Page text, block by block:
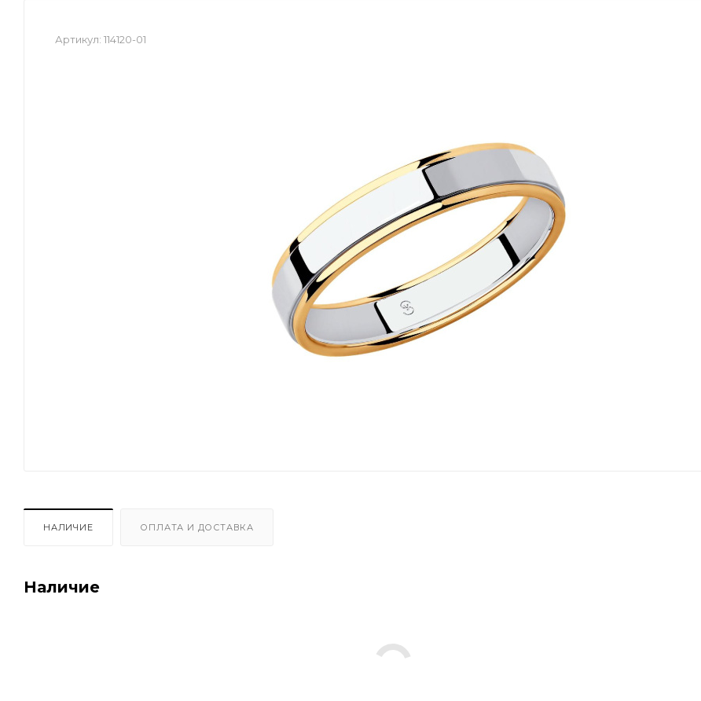
Артикул: 114120-01
НАЛИЧИЕ ОПЛАТА И ДОСТАВКА
Наличие